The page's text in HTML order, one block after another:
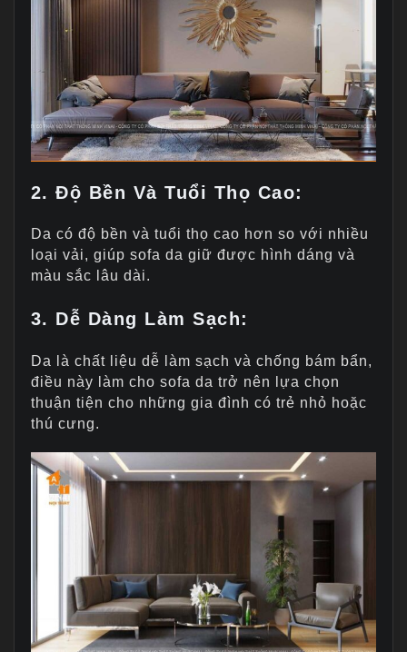
2. Độ Bền Và Tuổi Thọ Cao:
Da có độ bền và tuổi thọ cao hơn so với nhiều
loại vải, giúp sofa da giữ được hình dáng và
màu sắc lâu dài.
3. Dễ Dàng Làm Sạch:
Da là chất liệu dễ làm sạch và chống bám bẩn,
điều này làm cho sofa da trở nên lựa chọn
thuận tiện cho những gia đình có trẻ nhỏ hoặc
thú cưng.